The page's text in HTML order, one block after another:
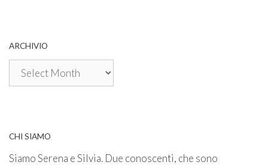
ARCHIVIO
Archivio
CHI SIAMO
Siamo Serena e Silvia. Due conoscenti, che sono